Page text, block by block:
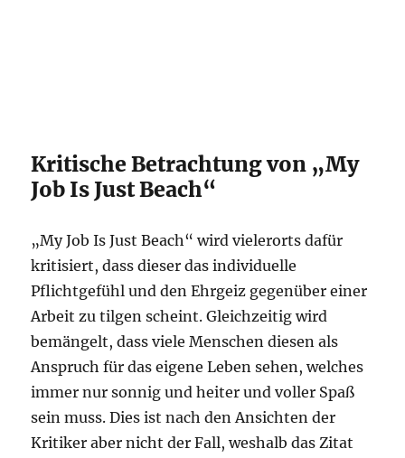
Kritische Betrachtung von „My
Job Is Just Beach“
„My Job Is Just Beach“ wird vielerorts dafür
kritisiert, dass dieser das individuelle
Pflichtgefühl und den Ehrgeiz gegenüber einer
Arbeit zu tilgen scheint. Gleichzeitig wird
bemängelt, dass viele Menschen diesen als
Anspruch für das eigene Leben sehen, welches
immer nur sonnig und heiter und voller Spaß
sein muss. Dies ist nach den Ansichten der
Kritiker aber nicht der Fall, weshalb das Zitat